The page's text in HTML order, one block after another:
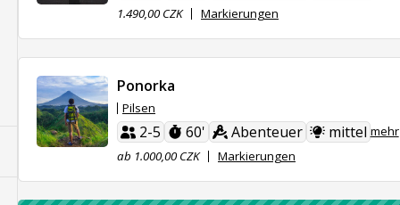
1.490,00 CZK
Markierungen
Ponorka
Pilsen
2-5 60' Abenteuer mittel mehr
ab 1.000,00 CZK
Markierungen